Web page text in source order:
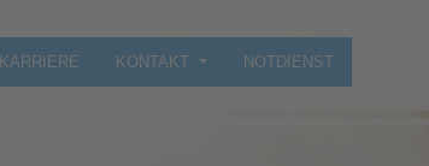
KARRIERE KONTAKT NOTDIENST